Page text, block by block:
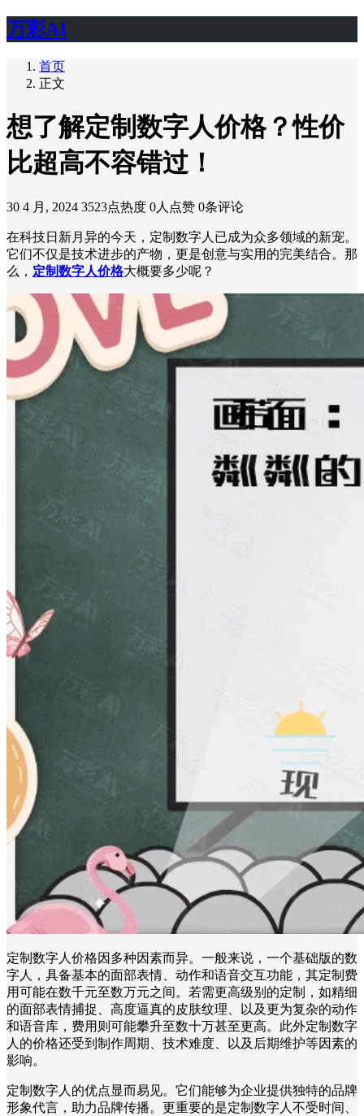
万彩AI
首页
正文
想了解定制数字人价格？性价
比超高不容错过！
30 4 月, 2024 3523点热度 0人点赞 0条评论
在科技日新月异的今天，定制数字人已成为众多领域的新宠。
它们不仅是技术进步的产物，更是创意与实用的完美结合。那
么， 定制数字人价格大概要多少呢？
定制数字人价格因多种因素而异。一般来说，一个基础版的数
字人，具备基本的面部表情、动作和语音交互功能，其定制费
用可能在数千元至数万元之间。若需更高级别的定制，如精细
的面部表情捕捉、高度逼真的皮肤纹理、以及更为复杂的动作
和语音库，费用则可能攀升至数十万甚至更高。此外定制数字
人的价格还受到制作周期、技术难度、以及后期维护等因素的
影响。
定制数字人的优点显而易见。它们能够为企业提供独特的品牌
形象代言，助力品牌传播。更重要的是定制数字人不受时间、